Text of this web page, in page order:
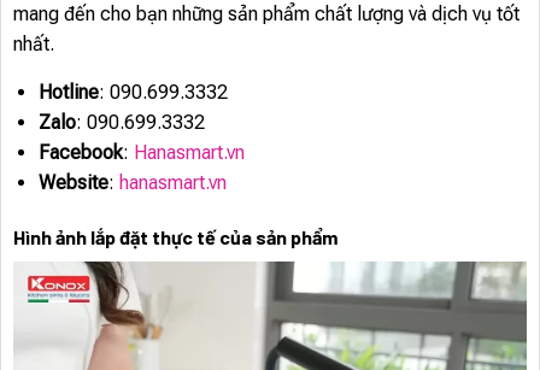
mang đến cho bạn những sản phẩm chất lượng và dịch vụ tốt
nhất.
Hotline: 090.699.3332
Zalo: 090.699.3332
Facebook: Hanasmart.vn
Website: hanasmart.vn
Hình ảnh lắp đặt thực tế của sản phẩm